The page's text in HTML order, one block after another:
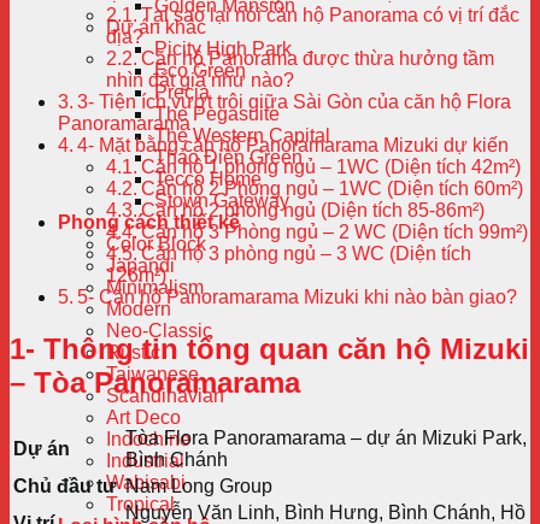
Golden Mansion
Dự án khác
Picity High Park
Eco Green
Precia
The Pegasuite
The Western Capital
Thảo Điền Green
Tecco Home
Stown Gateway
Phong cách thiết kế
Color Block
Japandi
Minimalism
Modern
Neo-Classic
Rustic
Taiwanese
Scandinavian
Art Deco
Indochine
Industrial
Wabisabi
Tropical
Tại sao lại nói căn hộ Panorama có vị trí đắc
địa?
Căn hộ Panorama được thừa hưởng tầm
nhìn đắt giá như nào?
3- Tiện ích vượt trội giữa Sài Gòn của căn hộ Flora
Panoramarama
4- Mặt bằng căn hộ Panoramarama Mizuki dự kiến
Căn hộ 1 phòng ngủ – 1WC (Diện tích 42m²)
Căn hộ 2 Phòng ngủ – 1WC (Diện tích 60m²)
Căn hộ 2 phòng ngủ (Diện tích 85-86m²)
Căn hộ 3 Phòng ngủ – 2 WC (Diện tích 99m²)
Căn hộ 3 phòng ngủ – 3 WC (Diện tích
126m²)
5- Căn hộ Panoramarama Mizuki khi nào bàn giao?
1- Thông tin tổng quan căn hộ Mizuki
– Tòa Panoramarama
Dự án
Tòa Flora Panoramarama – dự án Mizuki Park,
Bình Chánh
Chủ đầu tư Nam Long Group
Nguyễn Văn Linh, Bình Hưng, Bình Chánh, Hồ